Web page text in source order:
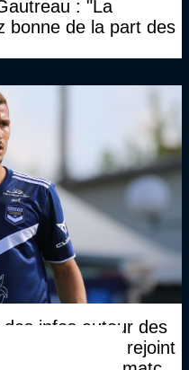
: "La
bonne de la part des
infos autour des
Lucas Martin rejoint